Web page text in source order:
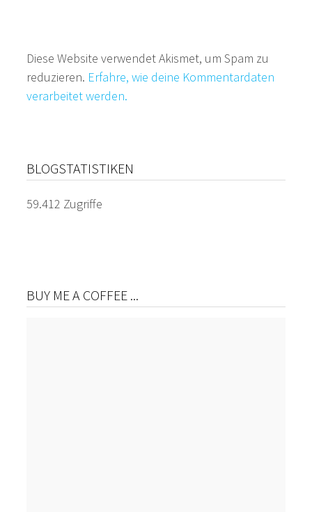
Diese Website verwendet Akismet, um Spam zu
reduzieren. Erfahre, wie deine Kommentardaten
verarbeitet werden.
BLOGSTATISTIKEN
59.412 Zugriffe
BUY ME A COFFEE ...